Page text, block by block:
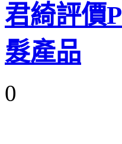
君綺評價
髮產品
0